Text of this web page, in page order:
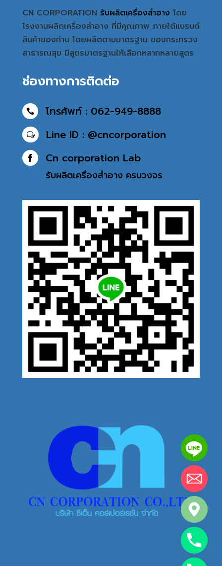
CN CORPORATION รับผลิตเครื่องสำอาง โดย
โรงงานผลิตเครื่องสำอาง ที่มีคุณภาพ ภายใต้แบรนด์
สินค้าของท่าน โดยผลิตตามมาตรฐาน ของกระทรวง
สาธารณสุข มีสูตรมาตรฐานให้เลือกหลากหลายสูตร
ช่องทางการติดต่อ
 โทรศัพท์ : 062-949-8888
w Line ID : @cncorporation
 Cn corporation Lab
รับผลิตเครื่องสำอาง ครบวงจร